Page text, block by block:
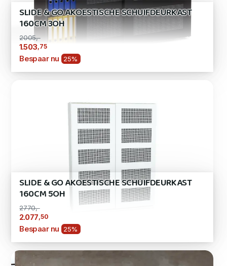
SLIDE & GO AKOESTISCHE SCHUIFDEURKAST
160CM 3OH
2005,-
1.503 ,75
Bespaar nu 25%
SLIDE & GO AKOESTISCHE SCHUIFDEURKAST
160CM 5OH
2770,-
2.077 ,50
Bespaar nu 25%